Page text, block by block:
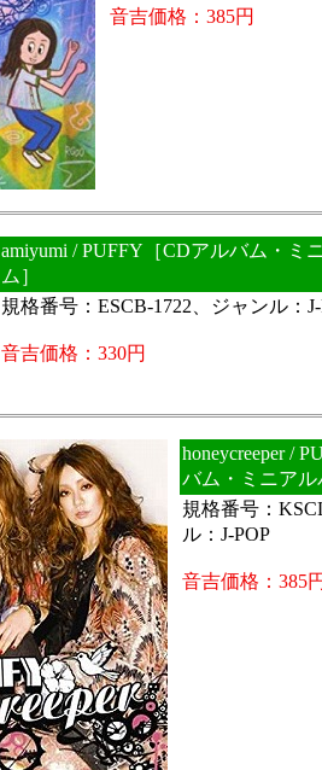
音吉価格：385円
amiyumi / PUFFY［CDアルバム・ミ
ム］
規格番号：ESCB-1722、ジャンル：J-
音吉価格：330円
honeycreeper /
バム・ミニアル
規格番号：
ル：J-POP
音吉価格：385